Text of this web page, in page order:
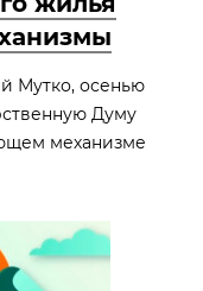
Мутко, осенью
Думу
механизме